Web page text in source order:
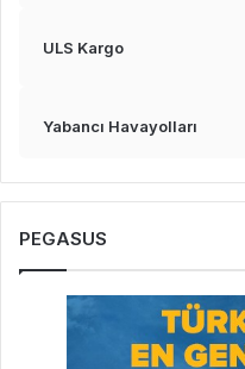
ULS Kargo
Yabancı Havayolları
PEGASUS